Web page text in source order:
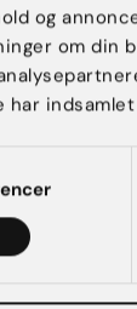
og
om
har